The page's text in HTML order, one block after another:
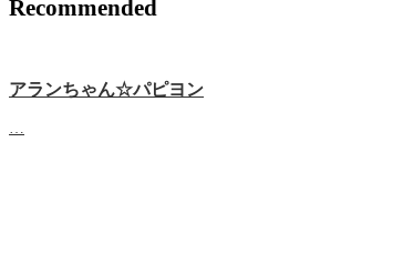
Recommended
アランちゃん☆パピヨン